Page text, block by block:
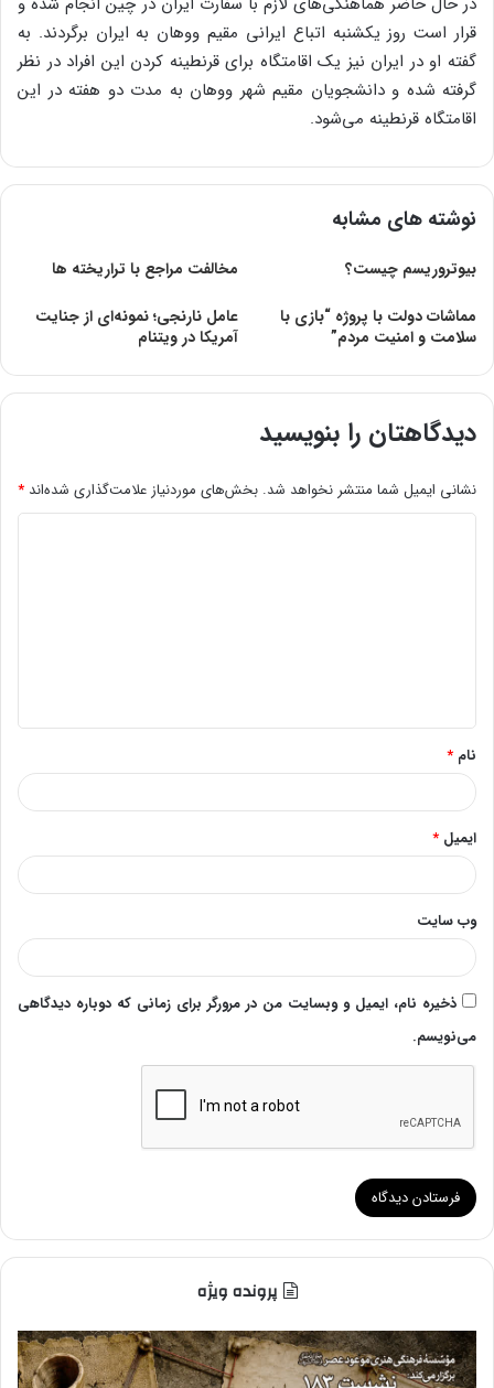
قرار است روز یکشنبه اتباع ایرانی مقیم ووهان به ایران برگردند. به
گفته او در ایران نیز یک اقامتگاه برای قرنطینه کردن این افراد در نظر
گرفته شده و دانشجویان مقیم شهر ووهان به مدت دو هفته در این
اقامتگاه قرنطینه می‌شود.
نوشته های مشابه
بيوتروريسم چيست؟
مخالفت مراجع با تراریخته ها
مماشات دولت با پروژه “بازی با
سلامت و امنیت مردم”
عامل نارنجی؛ نمونه‌ای از جنایت
آمریکا در ویتنام
دیدگاهتان را بنویسید
نشانی ایمیل شما منتشر نخواهد شد. بخش‌های موردنیاز علامت‌گذاری شده‌اند *
*
نام *
ایمیل *
وب‌ سایت
ذخیره نام، ایمیل و وبسایت من در مرورگر برای زمانی که دوباره دیدگاهی
می‌نویسم.
پرونده ویژه